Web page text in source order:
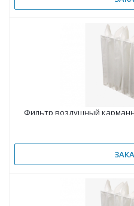
Фильтр воздушный